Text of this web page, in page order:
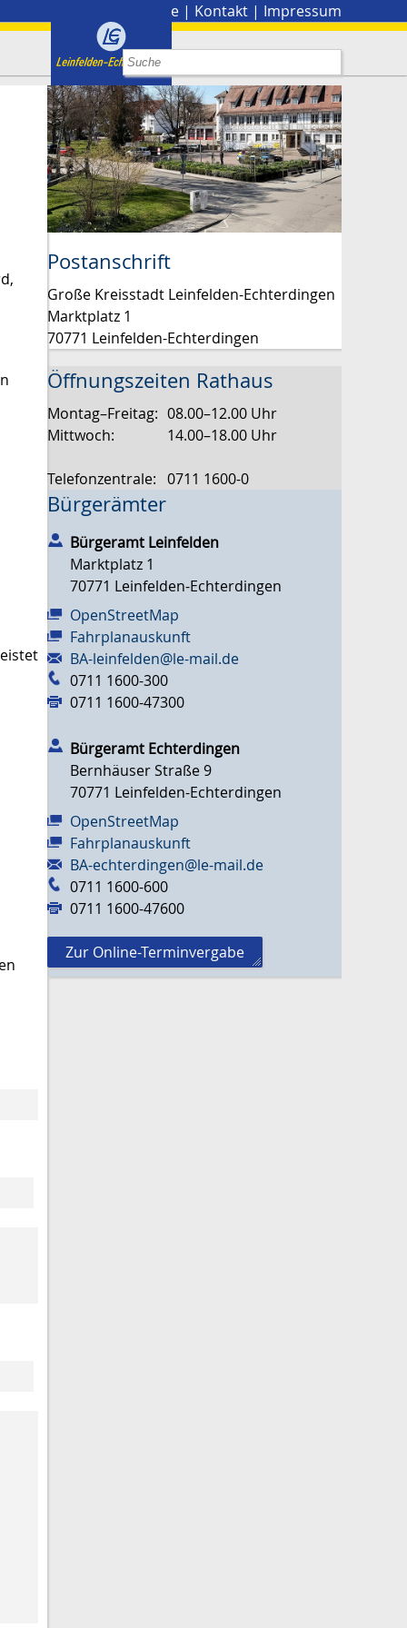
Presse | Kontakt | Impressum
Postanschrift
Große Kreisstadt Leinfelden-Echterdingen
Marktplatz 1
70771 Leinfelden-Echterdingen
Öffnungszeiten Rathaus
Montag–Freitag: 08.00–12.00 Uhr
Mittwoch:
14.00–18.00 Uhr
Telefonzentrale: 0711 1600-0
Bürgerämter
Bürgeramt Leinfelden
Marktplatz 1
70771 Leinfelden-Echterdingen
OpenStreetMap
Fahrplanauskunft
BA-leinfelden@le-mail.de
0711 1600-300
0711 1600-47300
Bürgeramt Echterdingen
Bernhäuser Straße 9
70771 Leinfelden-Echterdingen
OpenStreetMap
Fahrplanauskunft
BA-echterdingen@le-mail.de
0711 1600-600
0711 1600-47600
Zur Online-Terminvergabe